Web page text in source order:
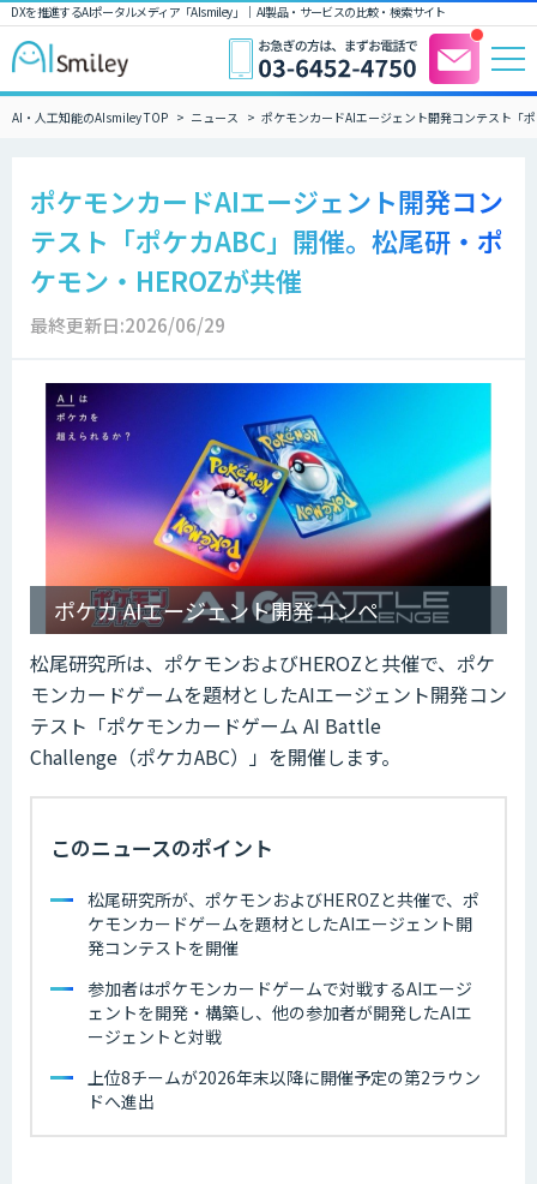
DXを推進するAIポータルメディア「AIsmiley」｜ AI製品・サービスの比較・検索サイト
AI・人工知能のAIsmiley TOP ニュース ポケモンカードAIエージェント開発コンテスト「
ポケモンカードAIエージェント開発コン
テスト「ポケカABC」開催。松尾研・ポ
ケモン・HEROZが共催
最終更新日:2026/06/29
ポケカ AIエージェント開発コンペ
松尾研究所は、ポケモンおよびHEROZと共催で、ポケ
モンカードゲームを題材としたAIエージェント開発コン
テスト「ポケモンカードゲーム AI Battle
Challenge（ポケカABC）」を開催します。
このニュースのポイント
松尾研究所が、ポケモンおよびHEROZと共催で、ポ
ケモンカードゲームを題材としたAIエージェント開
発コンテストを開催
参加者はポケモンカードゲームで対戦するAIエージ
ェントを開発・構築し、他の参加者が開発したAIエ
ージェントと対戦
上位8チームが2026年末以降に開催予定の第2ラウン
ドへ進出